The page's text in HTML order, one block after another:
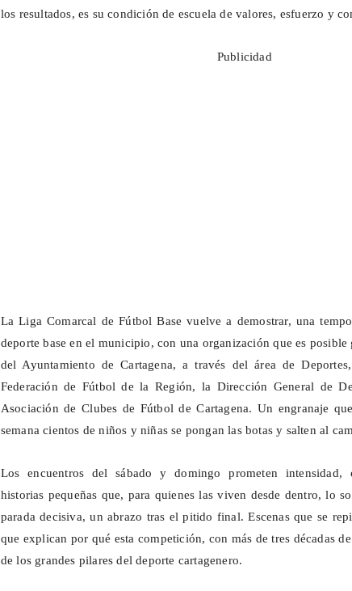
los resultados, es su condición de escuela de valores, esfuerzo y
Publicidad
La Liga Comarcal de Fútbol Base vuelve a demostrar, una
deporte base en el municipio, con una organización que es
del Ayuntamiento de Cartagena, a través del área de
Federación de Fútbol de la Región, la Dirección General de
Asociación de Clubes de Fútbol de Cartagena. Un engranaje
semana cientos deniños y niñasse pongan las botas y salten al
Los encuentros del sábado y domingo prometen intensidad,
historias pequeñas que, para quienes las viven desde dentro, lo
parada decisiva, un abrazo tras el pitido final. Escenas que se
que explican por qué esta competición, con más de tres décadas
de los grandes pilares del deporte cartagenero.